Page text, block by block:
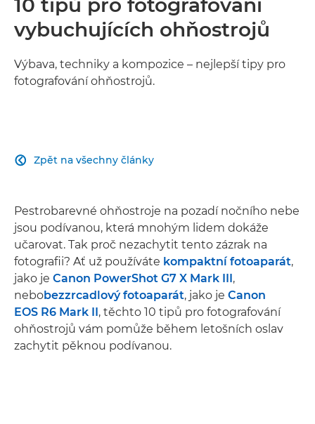
10 tipů pro fotografování
vybuchujících ohňostrojů
Výbava, techniky a kompozice – nejlepší tipy pro
fotografování ohňostrojů.
Zpět na všechny články

Pestrobarevné ohňostroje na pozadí nočního nebe
jsou podívanou, která mnohým lidem dokáže
učarovat. Tak proč nezachytit tento zázrak na
fotografii? Ať už používáte kompaktní fotoaparát,
jako je Canon PowerShot G7 X Mark III,
nebobezzrcadlový fotoaparát, jako je Canon
EOS R6 Mark II, těchto 10 tipů pro fotografování
ohňostrojů vám pomůže během letošních oslav
zachytit pěknou podívanou.